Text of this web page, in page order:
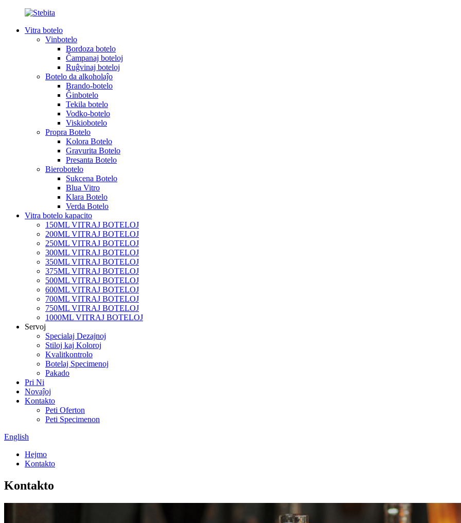
Vitra botelo
Vinbotelo
Bordoza botelo
Ĉampanaj boteloj
Ruĝvinaj boteloj
Botelo da alkoholaĵo
Brando-botelo
Ĝinbotelo
Tekila botelo
Vodko-botelo
Viskiobotelo
Propra Botelo
Kolora Botelo
Gravurita Botelo
Presanta Botelo
Bierobotelo
Sukcena Botelo
Blua Vitro
Klara Botelo
Verda Botelo
Vitra botelo kapacito
150ML VITRAJ BOTELOJ
200ML VITRAJ BOTELOJ
250ML VITRAJ BOTELOJ
300ML VITRAJ BOTELOJ
350ML VITRAJ BOTELOJ
375ML VITRAJ BOTELOJ
500ML VITRAJ BOTELOJ
600ML VITRAJ BOTELOJ
700ML VITRAJ BOTELOJ
750ML VITRAJ BOTELOJ
1000ML VITRAJ BOTELOJ
Servoj
Specialaj Dezajnoj
Stiloj kaj Koloroj
Kvalitkontrolo
Botelaj Specimenoj
Pakado
Pri Ni
Novaĵoj
Kontakto
Peti Oferton
Peti Specimenon
English
Hejmo
Kontakto
Kontakto